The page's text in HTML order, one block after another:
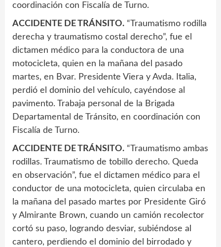
coordinación con Fiscalía de Turno.
ACCIDENTE DE TRÁNSITO. “Traumatismo rodilla
derecha y traumatismo costal derecho”, fue el
dictamen médico para la conductora de una
motocicleta, quien en la mañana del pasado
martes, en Bvar. Presidente Viera y Avda. Italia,
perdió el dominio del vehículo, cayéndose al
pavimento. Trabaja personal de la Brigada
Departamental de Tránsito, en coordinación con
Fiscalía de Turno.
ACCIDENTE DE TRÁNSITO. “Traumatismo ambas
rodillas. Traumatismo de tobillo derecho. Queda
en observación”, fue el dictamen médico para el
conductor de una motocicleta, quien circulaba en
la mañana del pasado martes por Presidente Giró
y Almirante Brown, cuando un camión recolector
cortó su paso, logrando desviar, subiéndose al
cantero, perdiendo el dominio del birrodado y